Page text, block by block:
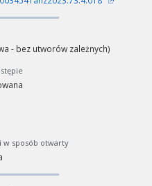
- bez utworów zależnych)
w sposób otwarty